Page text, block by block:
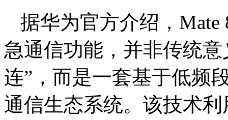
据华为官方介绍，
急通信功能，并非传统
连”，而是一套基于低频
通信生态系统。该技术